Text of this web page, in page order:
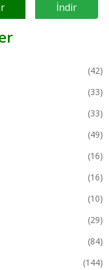
İndir
(42)
(33)
(33)
(49)
(16)
(16)
(10)
(29)
(84)
(144)